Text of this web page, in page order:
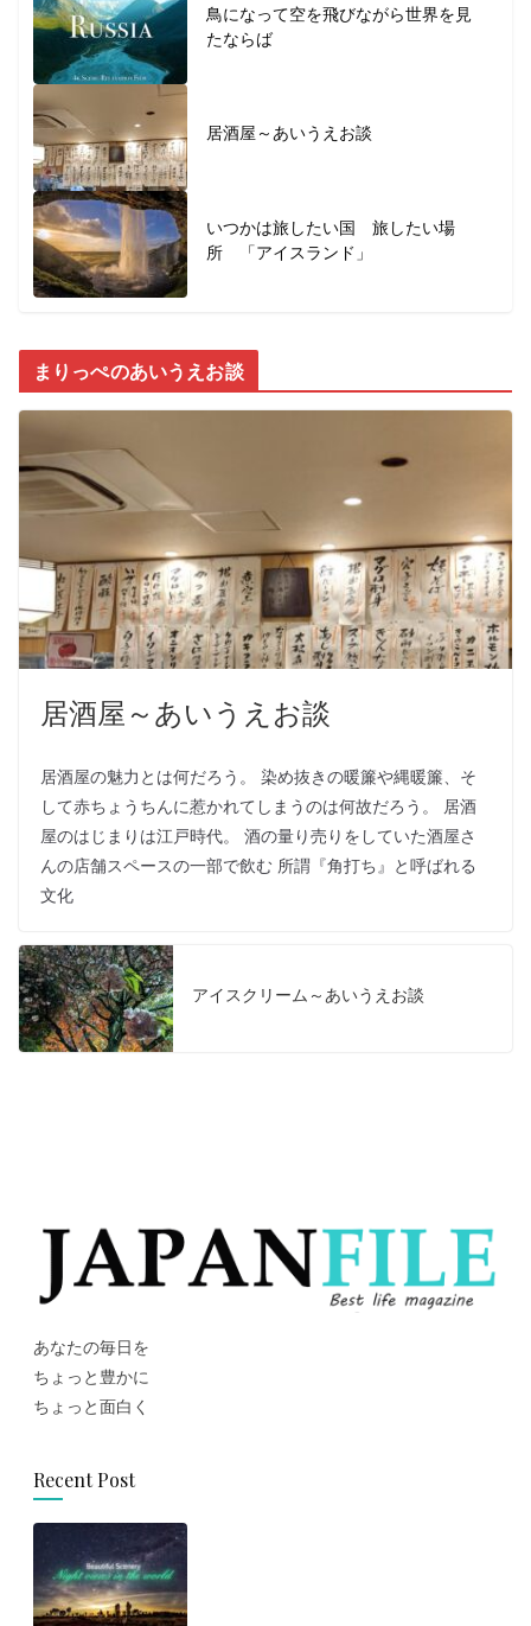
鳥になって空を飛びながら世界を見
たならば
居酒屋～あいうえお談
いつかは旅したい国 旅したい場
所 「アイスランド」
まりっぺのあいうえお談
居酒屋～あいうえお談
居酒屋の魅力とは何だろう。 染め抜きの暖簾や縄暖簾、そ
して赤ちょうちんに惹かれてしまうのは何故だろう。 居酒
屋のはじまりは江戸時代。 酒の量り売りをしていた酒屋さ
んの店舗スペースの一部で飲む 所謂『角打ち』と呼ばれる
文化
アイスクリーム～あいうえお談
あなたの毎日を
ちょっと豊かに
ちょっと面白く
Recent Post